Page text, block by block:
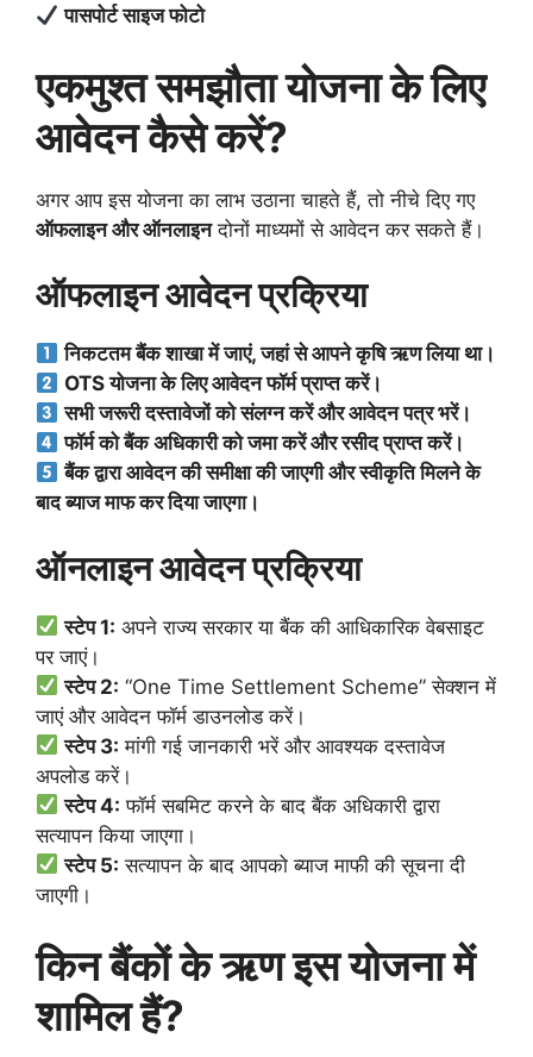
पासपोर्ट साइज फोटो
एकमुश्त समझौता योजना के लिए
आवेदन कैसे करें?
अगर आप इस योजना का लाभ उठाना चाहते हैं, तो नीचे दिए गए
ऑफलाइन और ऑनलाइनदोनों माध्यमों से आवेदन कर सकते हैं।
ऑफलाइन आवेदन प्रक्रिया
निकटतम बैंक शाखा में जाएं, जहां से आपने कृषि ऋण लिया था।
OTS योजना के लिए आवेदन फॉर्म प्राप्त करें।
सभी जरूरी दस्तावेजों को संलग्न करें और आवेदन पत्र भरें।
फॉर्म को बैंक अधिकारी को जमा करें और रसीद प्राप्त करें।
बैंक द्वारा आवेदन की समीक्षा की जाएगी और स्वीकृति मिलने के
बाद ब्याज माफ कर दिया जाएगा।
ऑनलाइन आवेदन प्रक्रिया
स्टेप 1: अपने राज्य सरकार या बैंक की आधिकारिक वेबसाइट
पर जाएं।
स्टेप 2: “One Time Settlement Scheme” सेक्शन में
जाएं और आवेदन फॉर्म डाउनलोड करें।
स्टेप 3: मांगी गई जानकारी भरें और आवश्यक दस्तावेज
अपलोड करें।
स्टेप 4: फॉर्म सबमिट करने के बाद बैंक अधिकारी द्वारा
सत्यापन किया जाएगा।
स्टेप 5: सत्यापन के बाद आपको ब्याज माफी की सूचना दी
जाएगी।
किन बैंकों के ऋण इस योजना में
शामिल हैं?